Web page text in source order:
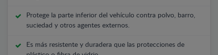
Protege la parte inferior del vehículo contra polvo, barro,
suciedad y otros agentes externos.
Es más resistente y duradera que las protecciones de